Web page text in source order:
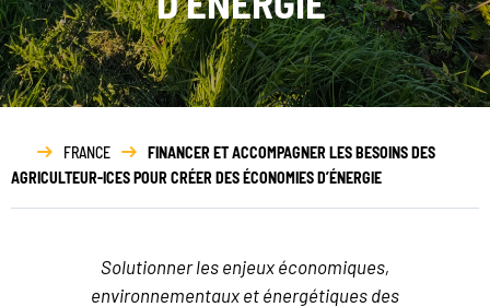
Rapport
d’activité
FRANCE
FINANCER ET ACCOMPAGNER LES BESOINS DES
AGRICULTEUR-ICES POUR CRÉER DES ÉCONOMIES D’ÉNERGIE
Solutionner les enjeux économiques,
environnementaux et énergétiques des